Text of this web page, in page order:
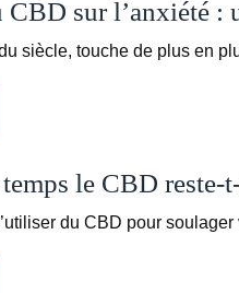
CBD sur l’anxiété
du siècle, touche de plus en
le CBD reste-
du CBD pour